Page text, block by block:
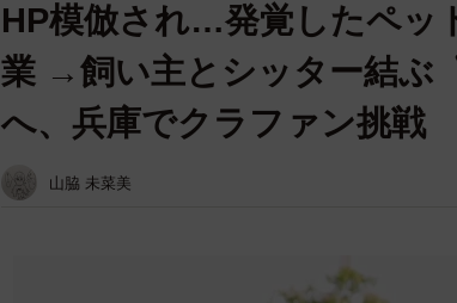
HP模倣され…発覚したペッ
業 →飼い主とシッター結ぶ
へ、兵庫でクラファン挑戦
山脇 未菜美